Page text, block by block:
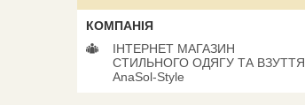
ІНТЕРНЕТ МАГАЗИН
СТИЛЬНОГО ОДЯГУ ТА ВЗУТТЯ
AnaSol-Style